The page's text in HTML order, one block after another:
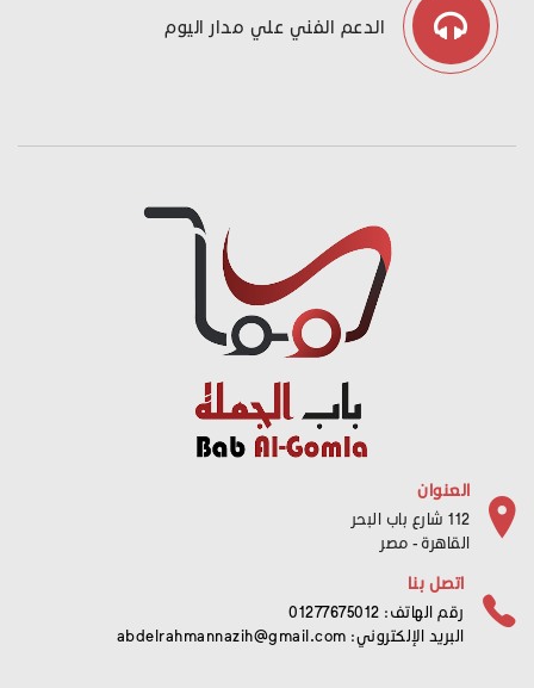
الدعم الفني علي مدار اليوم
العنوان
112 شارع باب البحر
القاهرة - مصر
اتصل بنا
رقم الهاتف: 01277675012
البريد الإلكتروني: abdelrahmannazih@gmail.com